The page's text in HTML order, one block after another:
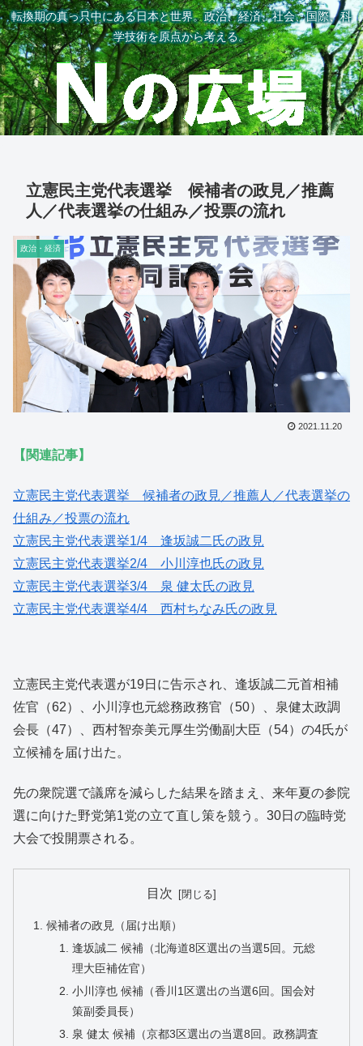
転換期の真っ只中にある日本と世界。政治、経済、社会、国際、科
学技術を原点から考える。
立憲民主党代表選挙 候補者の政見／推薦
人／代表選挙の仕組み／投票の流れ
政治・経済
2021.11.20
【関連記事】
立憲民主党代表選挙 候補者の政見／推薦人／代表選挙の
仕組み／投票の流れ
立憲民主党代表選挙1/4 逢坂誠二氏の政見
立憲民主党代表選挙2/4 小川淳也氏の政見
立憲民主党代表選挙3/4 泉 健太氏の政見
立憲民主党代表選挙4/4 西村ちなみ氏の政見
立憲民主党代表選が19日に告示され、逢坂誠二元首相補
佐官（62）、小川淳也元総務政務官（50）、泉健太政調
会長（47）、西村智奈美元厚生労働副大臣（54）の4氏が
立候補を届け出た。
先の衆院選で議席を減らした結果を踏まえ、来年夏の参院
選に向けた野党第1党の立て直し策を競う。30日の臨時党
大会で投開票される。
目次
候補者の政見（届け出順）
逢坂誠二 候補（北海道8区選出の当選5回。元総
理大臣補佐官）
小川淳也 候補（香川1区選出の当選6回。国会対
策副委員長）
泉 健太 候補（京都3区選出の当選8回。政務調査